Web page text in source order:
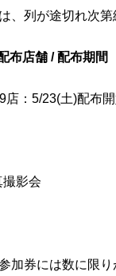
、列が途切れ次第
布店舗 / 配布期間
店：5/23(土)配布
撮影会
加券には数に限り